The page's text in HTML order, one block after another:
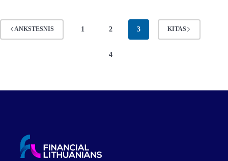
ANKSTESNIS 1 2 3
4
KITAS